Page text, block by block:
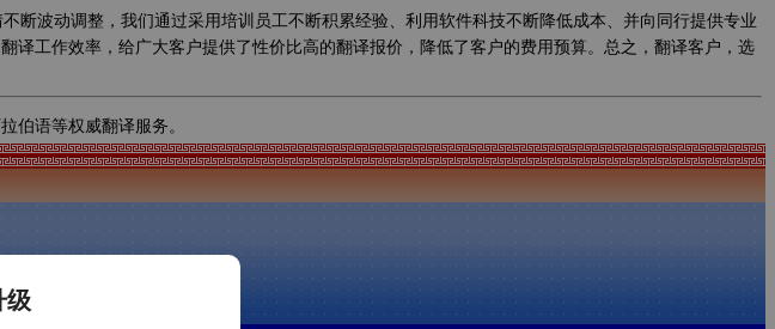
波动调整，我们通过采用培训员工不断积累经验、利用软件科技不断降低成本、并向同行提供专业
工作效率，给广大客户提供了性价比高的翻译报价，降低了客户的费用预算。总之，翻译客户，选
伯语等权威翻译服务。
级